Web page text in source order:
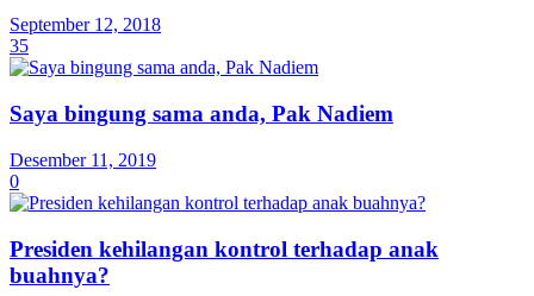
September 12, 2018
35
Saya bingung sama anda, Pak Nadiem
Desember 11, 2019
0
Presiden kehilangan kontrol terhadap anak
buahnya?